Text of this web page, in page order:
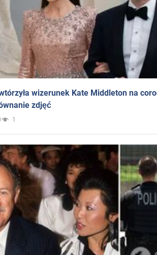
wizerunek Kate Middleton na
zdjęć
1